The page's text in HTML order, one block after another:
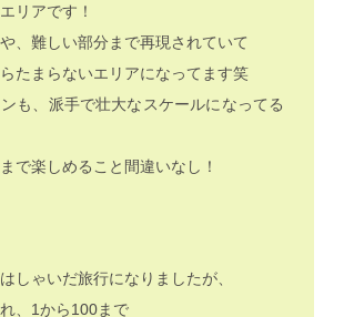
リアです！
、難しい部分まで再現されていて
たまらないエリアになってます笑
も、派手で壮大なスケールになってる
で楽しめること間違いなし！
しゃいだ旅行になりましたが、
、1から100まで